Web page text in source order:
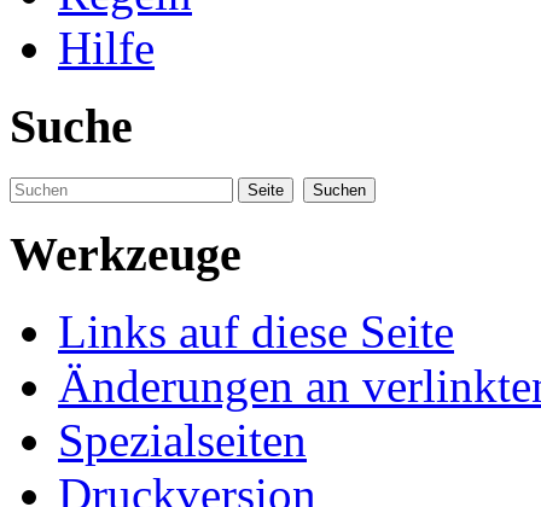
Hilfe
Suche
Werkzeuge
Links auf diese Seite
Änderungen an
Spezialseiten
Druckversion